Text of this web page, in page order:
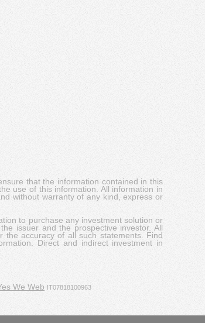
that the information contained in this
use of this information. All information in
without warranty of any kind, express or
to purchase any investment solution or
issuer and the prospective investor. All
the accuracy of all such statements. Find
Direct and indirect investment in
We Web IT07818100963